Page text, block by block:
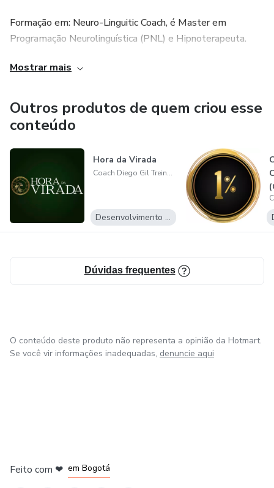
Formação em: Neuro-Linguitic Coach, é Master em
Programação Neurolinguística (PNL) e Hipnoterapeuta.
em Gestão, atua como Coach, Hipnoterapeuta, Trainer e
Quântica, no que tange a capacidade de auto-
responsabilidade que cada um tem sobre o próprio destino.
Instituições internacionais na qual é certificado:
– International Association of Coaching Institutes (ICI)
– International Coaching Federation (ICF)
– International Hypnosis Association (IHA)
Mostrar mais
Outros produtos de quem criou esse
conteúdo
Hora da Virada
Coach Diego Gil Treinamento e Desenvolvimento
Desenvolvimento Pessoal
Dúvidas frequentes
O conteúdo deste produto não representa a opinião da Hotmart.
Se você vir informações inadequadas, denuncie aqui
Feito com ❤ em Bogotá